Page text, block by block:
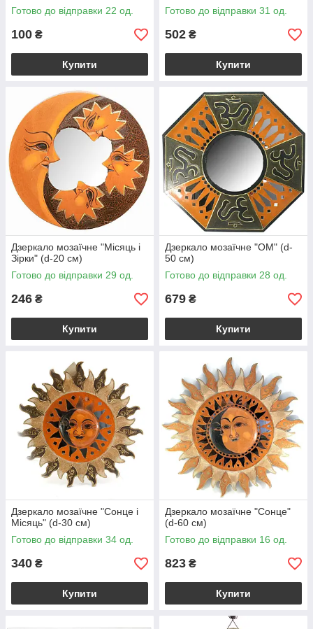
Готово до відправки 22 од.
100 ₴
Купити
Готово до відправки 31 од.
502 ₴
Купити
Дзеркало мозаїчне "Місяць і
Зірки" (d-20 cм)
Готово до відправки 29 од.
246 ₴
Купити
Дзеркало мозаїчне "ОМ" (d-
50 см)
Готово до відправки 28 од.
679 ₴
Купити
Дзеркало мозаїчне "Сонце і
Місяць" (d-30 cм)
Готово до відправки 34 од.
340 ₴
Купити
Дзеркало мозаїчне "Сонце"
(d-60 cм)
Готово до відправки 16 од.
823 ₴
Купити